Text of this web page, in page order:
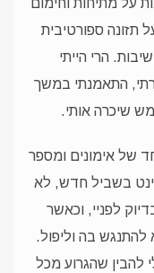
תזונה ספורטיבית
הרי הייתי
התאמנתי במשך
שיכרה אותי.
של אימונים ומספר
בשביל חדש, לא
לפניי, וכאשר
להתנגש בה וליפול.
להבין שהגרוע מכל